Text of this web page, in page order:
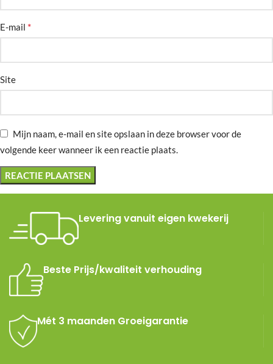
E-mail *
Site
Mijn naam, e-mail en site opslaan in deze browser voor de
volgende keer wanneer ik een reactie plaats.
Levering vanuit eigen kwekerij
Beste Prijs/kwaliteit verhouding
Mét 3 maanden Groeigarantie